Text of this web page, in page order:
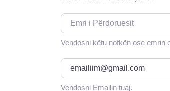
Emri i Përdoruesit
Vendosni këtu nofkën ose emrin
Email*
Vendosni Emailin tuaj.